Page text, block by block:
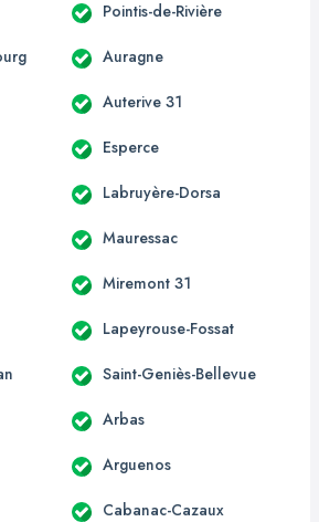
Pointis-de-Rivière
Auragne
Auterive 31
Esperce
Labruyère-Dorsa
Mauressac
Miremont 31
Lapeyrouse-Fossat
Saint-Geniès-Bellevue
Arbas
Arguenos
Cabanac-Cazaux